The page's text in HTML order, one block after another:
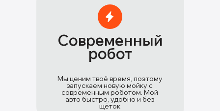
Мы ценим твоё время, поэтому
запускаем новую мойку с
современным роботом. Мой
авто быстро, удобно и без
щёток
Современный
робот